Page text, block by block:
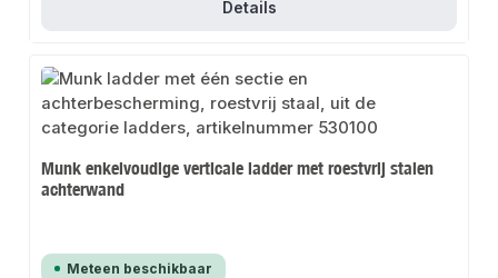
Details
Munk enkelvoudige verticale ladder met roestvrij stalen
achterwand
Meteen beschikbaar